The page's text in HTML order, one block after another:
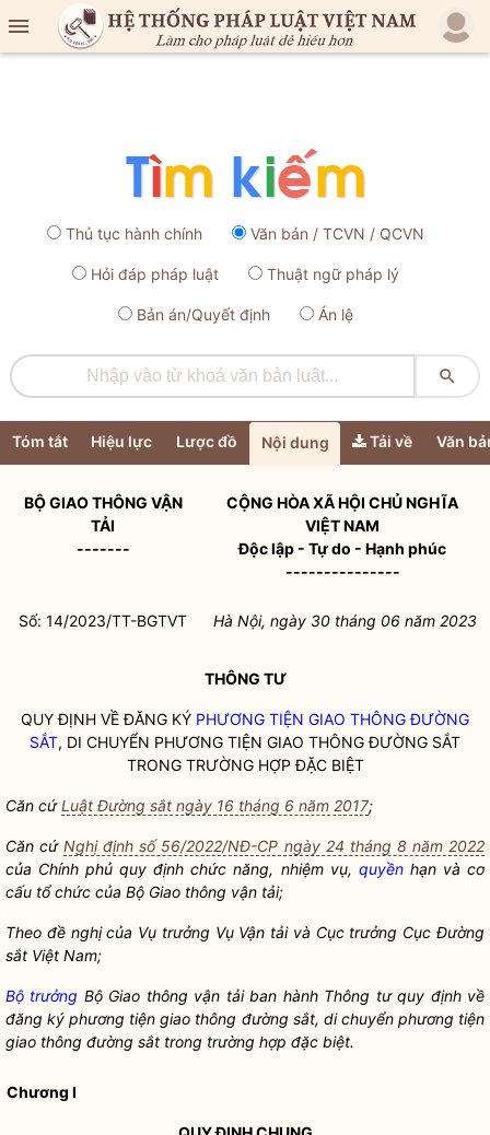

Thủ tục hành chính Văn bản / TCVN / QCVN
Hỏi đáp pháp luật Thuật ngữ pháp lý
Bản án/Quyết định Án lệ

Tóm tắt Hiệu lực Lược đồ Nội dung Tải về Văn
BỘ GIAO THÔNG VẬN
TẢI
-------
CỘNG HÒA XÃ HỘI CHỦ NGHĨA
VIỆT NAM
Độc lập - Tự do - Hạnh phúc
---------------
Số: 14/2023/TT-BGTVT Hà Nội, ngày 30 tháng 06 năm 2023
THÔNG TƯ
QUY ĐỊNH VỀ ĐĂNG KÝ PHƯƠNG TIỆN GIAO THÔNG ĐƯỜNG
SẮT, DI CHUYỂN PHƯƠNG TIỆN GIAO THÔNG ĐƯỜNG SẮT
TRONG TRƯỜNG HỢP ĐẶC BIỆT
Căn cứLuật Đường sắt ngày 16 tháng 6 năm 2017;
Căn cứNghị định số 56/2022/NĐ-CP ngày 24 tháng 8 năm 2022
của Chính phủ quy định chức năng, nhiệm vụ, quyềnhạn và cơ
cấu tổ chức của Bộ Giao thông vận tải;
Theo đề nghị của Vụ trưởng Vụ Vận tải và Cục trưởng Cục Đường
sắt Việt Nam;
Bộ trưởng Bộ Giao thông vận tải ban hành Thông tư quy định về
đăng kýphương tiện giao thông đường sắt, di chuyển phương tiện
giao thông đường sắt trong trường hợp đặc biệt.
Chương I